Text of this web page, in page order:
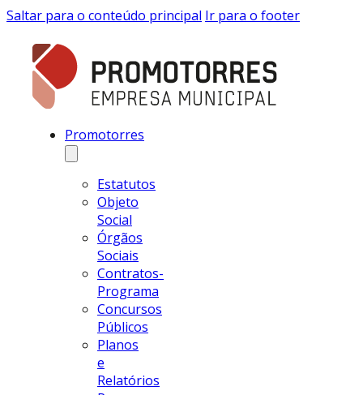
Saltar para o conteúdo principal Ir para o footer
Promotorres
Estatutos
Objeto
Social
Órgãos
Sociais
Contratos-
Programa
Concursos
Públicos
Planos
e
Relatórios